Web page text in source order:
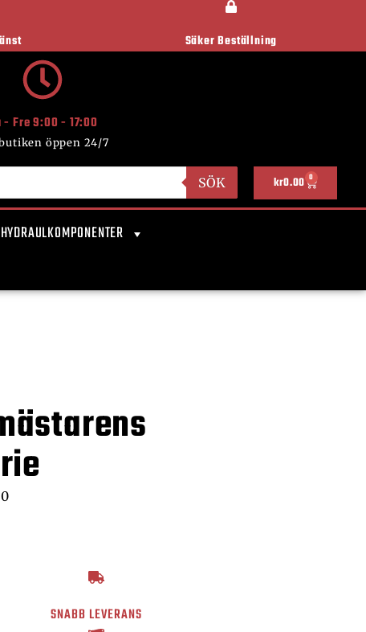
Säker Beställning
- Fre 9:00 - 17:00
öppen 24/7
SÖK kr0.00 0
HYDRAULKOMPONENTER
SNABB LEVERANS